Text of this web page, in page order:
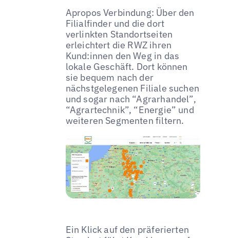
Apropos Verbindung: Über den
Filialfinder und die dort
verlinkten Standortseiten
erleichtert die RWZ ihren
Kund:innen den Weg in das
lokale Geschäft. Dort können
sie bequem nach der
nächstgelegenen Filiale suchen
und sogar nach “Agrarhandel”,
“Agrartechnik”, “Energie” und
weiteren Segmenten filtern.
Ein Klick auf den präferierten